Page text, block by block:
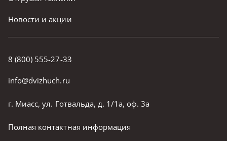
8 (800) 555-27-33
info@dvizhuch.ru
г. Миасс, ул. Готвальда, д. 1/1а, оф. 3а
Полная контактная информация
Новости и акции